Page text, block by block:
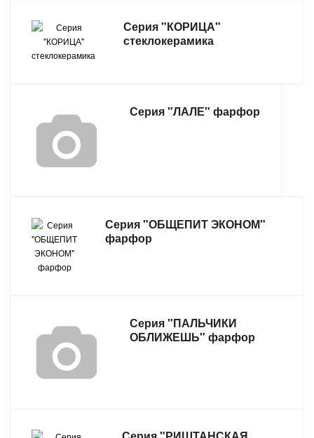
Серия "КОРИЦА"
стеклокерамика
Серия "ЛАЛЕ" фарфор
Серия "ОБЩЕПИТ ЭКОНОМ"
фарфор
Серия "ПАЛЬЧИКИ
ОБЛИЖЕШЬ" фарфор